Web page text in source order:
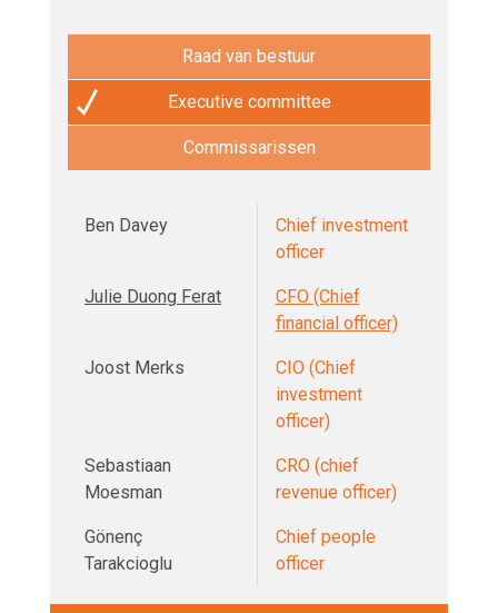
Raad van bestuur
Executive committee
Commissarissen
Ben Davey
Chief investment
officer
Julie Duong Ferat
CFO (Chief
financial officer)
Joost Merks
CIO (Chief
investment
officer)
Sebastiaan
Moesman
CRO (chief
revenue officer)
Gönenç
Tarakcioglu
Chief people
officer